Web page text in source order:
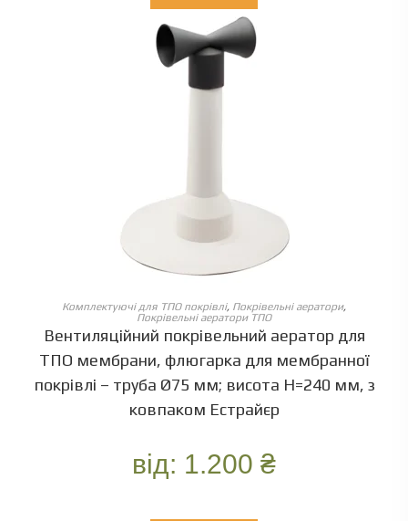
ОБЕРІТЬ ОПЦІЇ
Комплектуючі для ТПО покрівлі, Покрівельні аератори,
Покрівельні аератори ТПО
Вентиляційний покрівельний аератор для
ТПО мембрани, флюгарка для мембранної
покрівлі – труба Ø75 мм; висота Н=240 мм, з
ковпаком Естрайєр
від: 1.200 ₴